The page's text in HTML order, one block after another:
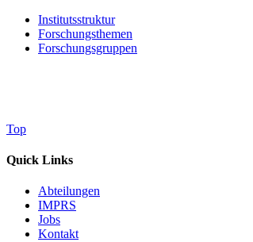
Institutsstruktur
Forschungsthemen
Forschungsgruppen
Top
Quick Links
Abteilungen
IMPRS
Jobs
Kontakt